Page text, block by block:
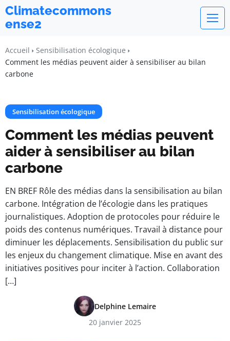
Climatecommons
ense2
Accueil
Sensibilisation écologique
Comment les médias peuvent aider à sensibiliser au bilan
carbone
Sensibilisation écologique
Comment les médias peuvent
aider à sensibiliser au bilan
carbone
EN BREF Rôle des médias dans la sensibilisation au bilan
carbone. Intégration de l’écologie dans les pratiques
journalistiques. Adoption de protocoles pour réduire le
poids des contenus numériques. Travail à distance pour
diminuer les déplacements. Sensibilisation du public sur
les enjeux du changement climatique. Mise en avant des
initiatives positives pour inciter à l’action. Collaboration
[…]
Delphine Lemaire
20 janvier 2025